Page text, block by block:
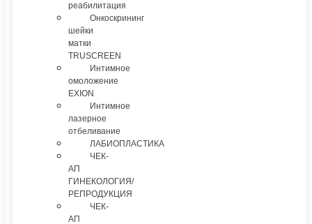
реабилитация
Онкоскрининг
шейки
матки
TRUSCREEN
Интимное
омоложение
EXION
Интимное
лазерное
отбеливание
ЛАБИОПЛАСТИКА
ЧЕК-
АП
ГИНЕКОЛОГИЯ/
РЕПРОДУКЦИЯ
ЧЕК-
АП